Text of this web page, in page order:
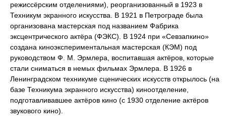
режиссёрским отделениями), реорганизованный в 1923 в
Техникум экранного искусства. В 1921 в Петрограде была
организована мастерская под названием Фабрика
эксцентрического актёра (ФЭКС). В 1924 при «Севзапкино»
создана киноэкспериментальная мастерская (КЭМ) под
руководством Ф. М. Эрмлера, воспитавшая актёров, которые
стали сниматься в немых фильмах Эрмлера. В 1926 в
Ленинградском техникуме сценических искусств открылось (на
базе Техникума экранного искусства) киноотделение,
подготавливавшее актёров кино (с 1930 отделение актёров
звукового кино).